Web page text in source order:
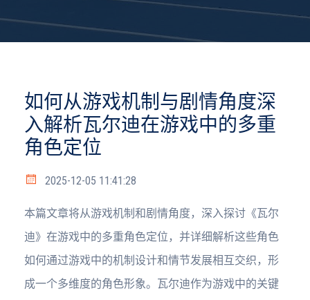
如何从游戏机制与剧情角度深
入解析瓦尔迪在游戏中的多重
角色定位
2025-12-05 11:41:28
本篇文章将从游戏机制和剧情角度，深入探讨《瓦尔
迪》在游戏中的多重角色定位，并详细解析这些角色
如何通过游戏中的机制设计和情节发展相互交织，形
成一个多维度的角色形象。瓦尔迪作为游戏中的关键